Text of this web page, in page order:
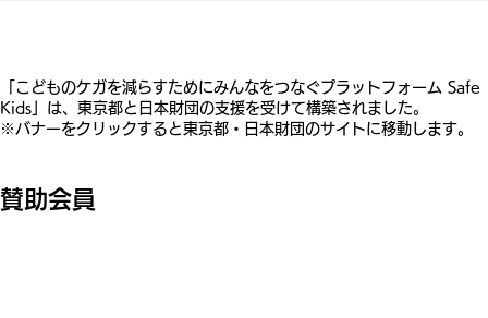
​「こどものケガを減らすためにみんなをつなぐプラットフォーム Safe
Kids」は、東京都と日本財団の支援を受けて構築されました。
※バナーをクリックすると東京都・日本財団のサイトに移動します。
賛助会員